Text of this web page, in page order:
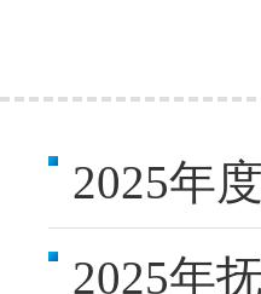
2025年
2025年